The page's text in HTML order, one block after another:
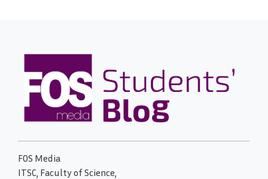
FOS Media
ITSC, Faculty of Science,